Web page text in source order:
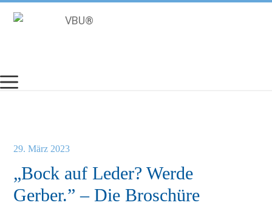
Inhalt
„Bock auf Leder? Werde
Gerber.” – Die Broschüre
29. März 2023